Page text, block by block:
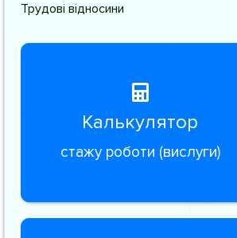
Трудові відносини
Калькулятор
стажу роботи (вислуги)